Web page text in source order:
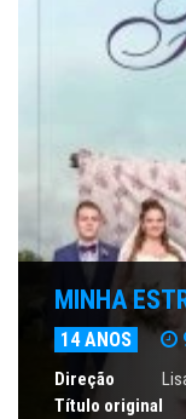
MINHA
14 ANOS
Direção
Título original